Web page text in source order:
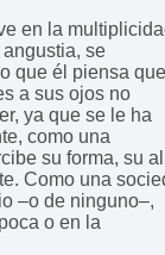
en la
angustia, se
que él piensa
a sus ojos no
ya que se le ha
como una
su forma, su
Como una
–o de ninguno–,
o en la